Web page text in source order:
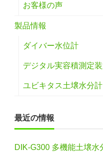
お客様の声
製品情報
ダイバー水位計
デジタル実容積測定装
ユビキタス土壌水分計
最近の情報
DIK-G300 多機能土壌